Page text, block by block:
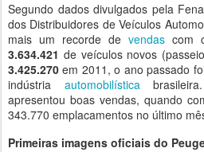
Segundo dados divulgados pela
dos Distribuidores de Veículos
mais um recorde de vendas com
3.634.421 de veículos novos
3.425.270em 2011, o ano passado
indústria automobilística
apresentou boas vendas, quando
343.770 emplacamentos no último
Primeiras imagens oficiais do